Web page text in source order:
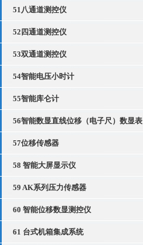
51八通道测控仪
52四通道测控仪
53双通道测控仪
54智能电压小时计
55智能库仑计
56智能数显直线位移（电子尺）数显表
57位移传感器
58 智能大屏显示仪
59 AK系列压力传感器
60 智能位移数显测控仪
61 台式机箱集成系统